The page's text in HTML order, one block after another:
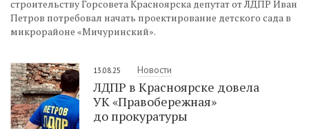
строительству Горсовета Красноярска депутат от ЛДПР Иван
Петров потребовал начать проектирование детского сада в
микрорайоне «Мичуринский».
13.08.25 Новости
ЛДПР в Красноярске довела
УК «Правобережная»
до прокуратуры